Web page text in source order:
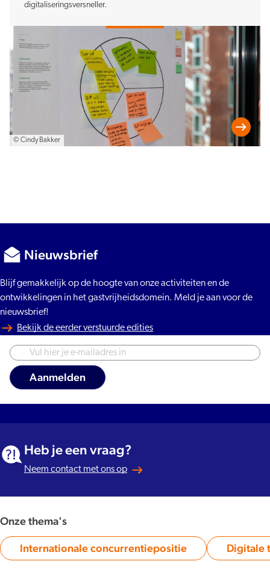
© Cindy Bakker
digitaliseringsversneller.
Nieuwsbrief
Blijf gemakkelijk op de hoogte van onze activiteiten en de
ontwikkelingen in het gastvrijheidsdomein. Meld je aan voor de
nieuwsbrief!
Bekijk de eerder verstuurde edities
Heb je een vraag?
Neem contact met ons op
Onze thema's
Category:
Internationale concurrentiepositie Digitale